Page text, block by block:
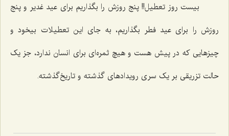
بیست روز تعطیل!! پنج روزش را بگذاریم برای عید غدیر و پنج
روزش را برای عید فطر بگذاریم، به جای این تعطیلات بیخود و
چیزهایی که در پیش هست و هیچ ثمره‌ای برای انسان ندارد، جز یک
حالت تزریقی بر یک سری رویدادهای گذشته و تاریخ‌گذشته.